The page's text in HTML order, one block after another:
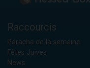
Raccourcis
Paracha de la semaine
Fêtes Juives
News